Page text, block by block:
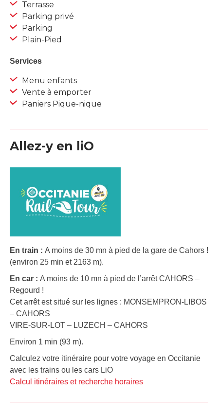
Terrasse
Parking privé
Parking
Plain-Pied
Services
Menu enfants
Vente à emporter
Paniers Pique-nique
Allez-y en liO
En train : A moins de 30 mn à pied de la gare de Cahors !
(environ 25 min et 2163 m).
En car : A moins de 10 mn à pied de l’arrêt CAHORS –
Regourd !
Cet arrêt est situé sur les lignes : MONSEMPRON-LIBOS
– CAHORS
VIRE-SUR-LOT – LUZECH – CAHORS
Environ 1 min (93 m).
Calculez votre itinéraire pour votre voyage en Occitanie
avec les trains ou les cars LiO
Calcul itinéraires et recherche horaires